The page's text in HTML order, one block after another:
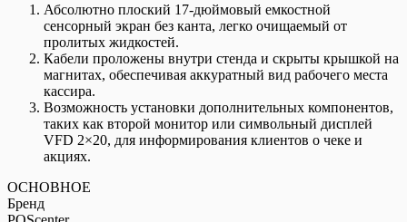
Абсолютно плоский 17-дюймовый емкостной
сенсорный экран без канта, легко очищаемый от
пролитых жидкостей.
Кабели проложены внутри стенда и скрыты крышкой на
магнитах, обеспечивая аккуратный вид рабочего места
кассира.
Возможность установки дополнительных компонентов,
таких как второй монитор или символьный дисплей
VFD 2×20, для информирования клиентов о чеке и
акциях.
ОСНОВНОЕ
Бренд